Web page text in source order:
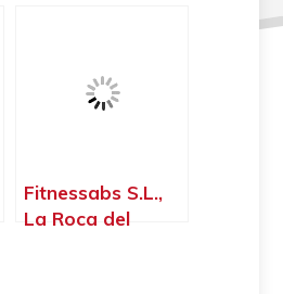
Fitnessabs S.L.,
La Roca del